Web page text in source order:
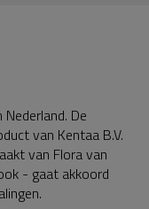
De
van Kentaa B.V.
van Flora van
- gaat akkoord